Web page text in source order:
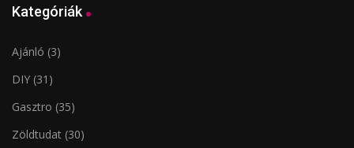
Kategóriák
Ajánló (3)
DIY (31)
Gasztro (35)
Zöldtudat (30)